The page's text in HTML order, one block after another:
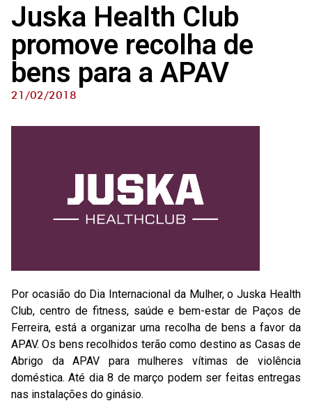
Juska Health Club
promove recolha de
bens para a APAV
21/02/2018
Por ocasião do Dia Internacional da Mulher, o Juska Health
Club, centro de fitness, saúde e bem-estar de Paços de
Ferreira, está a organizar uma recolha de bens a favor da
APAV. Os bens recolhidos terão como destino as Casas de
Abrigo da APAV para mulheres vítimas de violência
doméstica. Até dia 8 de março podem ser feitas entregas
nas instalações do ginásio.